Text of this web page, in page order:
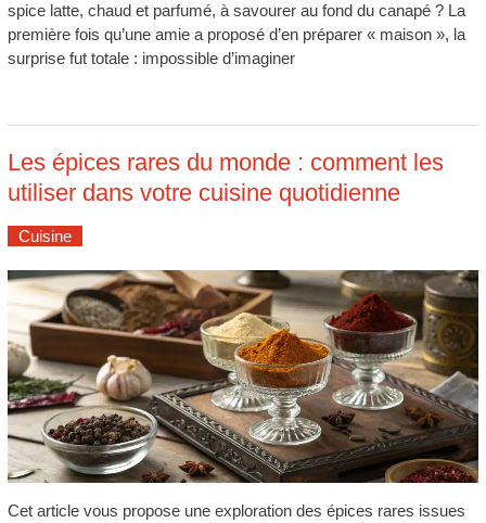
spice latte, chaud et parfumé, à savourer au fond du canapé ? La
première fois qu’une amie a proposé d’en préparer « maison », la
surprise fut totale : impossible d’imaginer
Les épices rares du monde : comment les
utiliser dans votre cuisine quotidienne
Cuisine
Cet article vous propose une exploration des épices rares issues